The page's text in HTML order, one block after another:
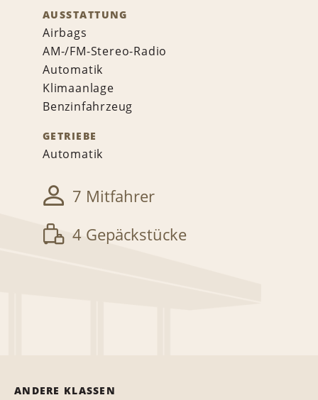
AUSSTATTUNG
Airbags
AM-/FM-Stereo-Radio
Automatik
Klimaanlage
Benzinfahrzeug
GETRIEBE
Automatik
7 Mitfahrer
4 Gepäckstücke
ANDERE KLASSEN